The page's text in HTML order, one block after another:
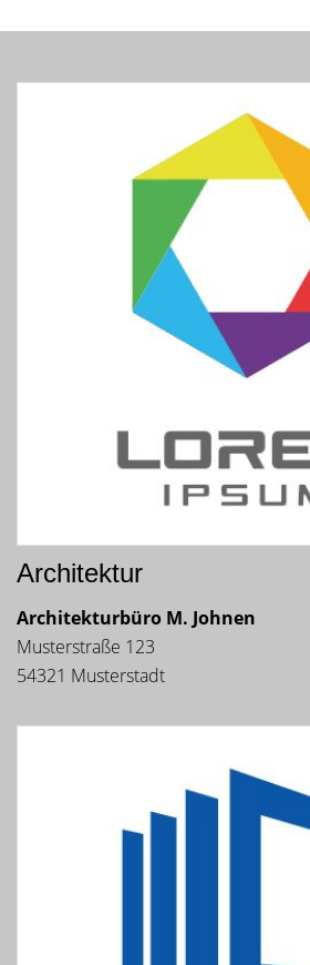
Architektur
Architekturbüro M. Johnen
Musterstraße 123
54321 Musterstadt